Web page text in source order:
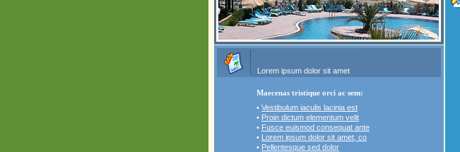
Lorem ipsum dolor sit amet
Maecenas tristique orci ac sem:
• Vestibulum iaculis lacinia est
• Proin dictum elementum velit
• Fusce euismod consequat ante
• Lorem ipsum dolor sit amet, co
• Pellentesque sed dolor